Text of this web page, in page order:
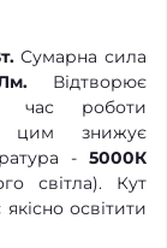
Сумарна сила
Відтворює
час роботи
цим знижує
- 5000К
світла). Кут
освітити